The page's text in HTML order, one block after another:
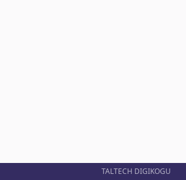
TALTECH DIGIKOGU